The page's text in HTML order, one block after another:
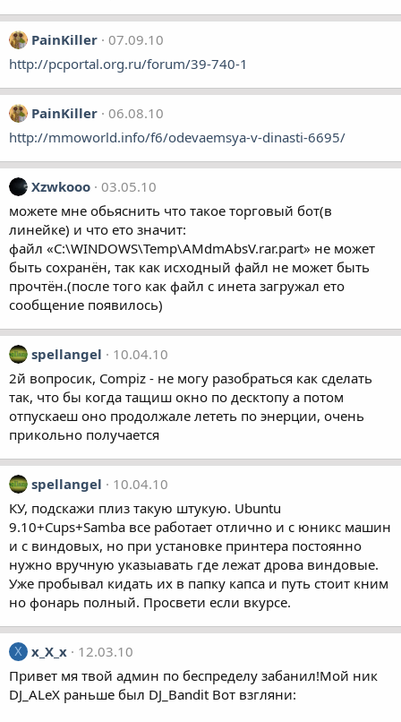
PainKiller 07.09.10
http://pcportal.org.ru/forum/39-740-1
PainKiller 06.08.10
http://mmoworld.info/f6/odevaemsya-v-dinasti-6695/
Xzwkooo 03.05.10
можете мне обьяснить что такое торговый бот(в
линейке) и что ето значит:
файл «C:\WINDOWS\Temp\AMdmAbsV.rar.part» не может
быть сохранён, так как исходный файл не может быть
прочтён.(после того как файл с инета загружал ето
сообщение появилось)
spellangel
10.04.10
2й вопросик, Compiz - не могу разобраться как сделать
так, что бы когда тащиш окно по десктопу а потом
отпускаеш оно продолжале лететь по энерции, очень
прикольно получается
spellangel
10.04.10
КУ, подскажи плиз такую штукую. Ubuntu
9.10+Cups+Samba все работает отлично и с юникс машин
и с виндовых, но при установке принтера постоянно
нужно вручную указыавать где лежат дрова виндовые.
Уже пробывал кидать их в папку капса и путь стоит кним
но фонарь полный. Просвети если вкурсе.
X x_X_x
12.03.10
Привет мя твой админ по беспределу забанил!Мой ник
DJ_ALeX раньше был DJ_Bandit Вот взгляни: